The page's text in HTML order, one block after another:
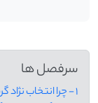
سرفصل ها
1 - چرا انتخاب نژاد گربه مهم است؟